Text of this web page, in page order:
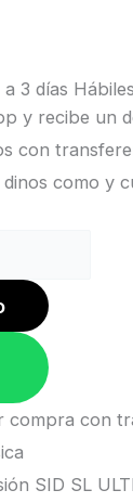
3 días Hábiles
y recibe un
con
como y
compra con
SID SL